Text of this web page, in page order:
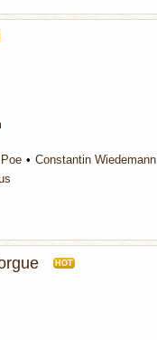
Constantin Wiedemann
HOT